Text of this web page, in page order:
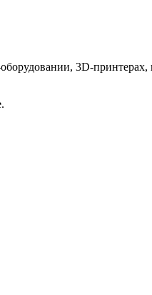
3D-принтерах,